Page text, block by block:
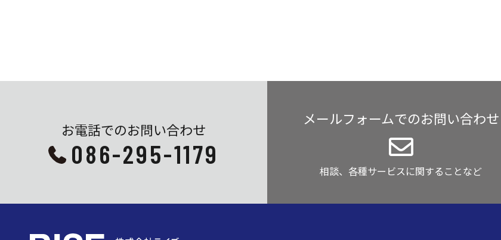
お電話でのお問い合わせ
086-295-1179
メールフォームでのお問い合わせ
相談、各種サービスに関することなど